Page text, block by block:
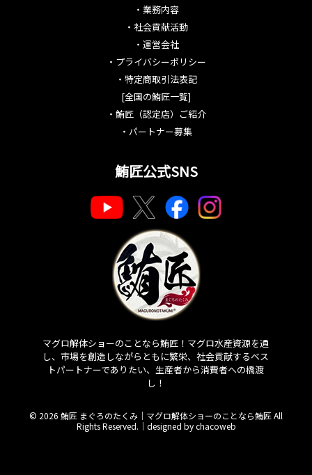
・ 業務内容
・ 社会貢献活動
・ 運営会社
・ プライバシーポリシー
・ 特定商取引法表記
[全国の鮪匠一覧]
・ 鮪匠（認定店）ご紹介
・ パートナー募集
鮪匠公式SNS
マグロ解体ショーのことなら鮪匠！マグロ水産資源を通
し、市場を創造しながらともに繁栄、社会貢献するベス
トパートナーでありたい、生産者から消費者への橋渡
し！
© 2026 鮪匠 まぐろのたくみ｜マグロ解体ショーのことなら鮪匠 All
Rights Reserved.｜ designed by chacoweb